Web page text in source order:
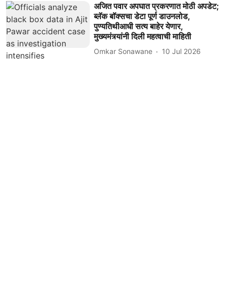
अजित पवार अपघात प्रकरणात मोठी अपडेट;
ब्लॅक बॉक्सचा डेटा पूर्ण डाउनलोड,
पुण्यतिथीआधी सत्य बाहेर येणार,
मुख्यमंत्र्यांनी दिली महत्वाची माहिती
Omkar Sonawane 10 Jul 2026